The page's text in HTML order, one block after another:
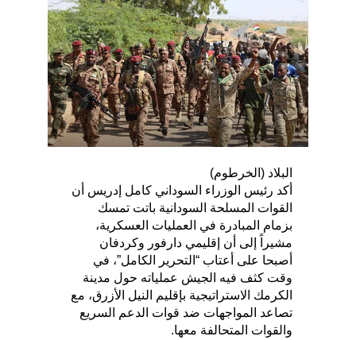
البلاد (الخرطوم)
أكد رئيس الوزراء السوداني كامل إدريس أن
القوات المسلحة السودانية باتت تمسك
بزمام المبادرة في العمليات العسكرية،
مشيراً إلى أن إقليمي دارفور وكردفان
أصبحا على أعتاب “التحرير الكامل”، في
وقت كثف فيه الجيش عملياته حول مدينة
الكرمك الاستراتيجية بإقليم النيل الأزرق، مع
تصاعد المواجهات ضد قوات الدعم السريع
والقوات المتحالفة معها.